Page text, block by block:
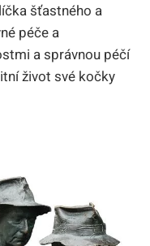
šťastného a
péče a
a správnou péčí
život své kočky